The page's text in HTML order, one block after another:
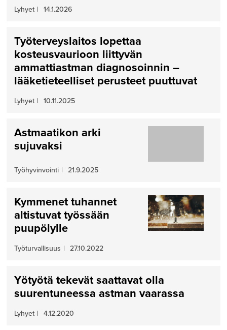
Lyhyet | 14.1.2026
Työterveyslaitos lopettaa
kosteusvaurioon liittyvän
ammattiastman diagnosoinnin –
lääketieteelliset perusteet puuttuvat
Lyhyet | 10.11.2025
Astmaatikon arki
sujuvaksi
Työhyvinvointi | 21.9.2025
Kymmenet tuhannet
altistuvat työssään
puupölylle
Työturvallisuus | 27.10.2022
Yötyötä tekevät saattavat olla
suurentuneessa astman vaarassa
Lyhyet | 4.12.2020